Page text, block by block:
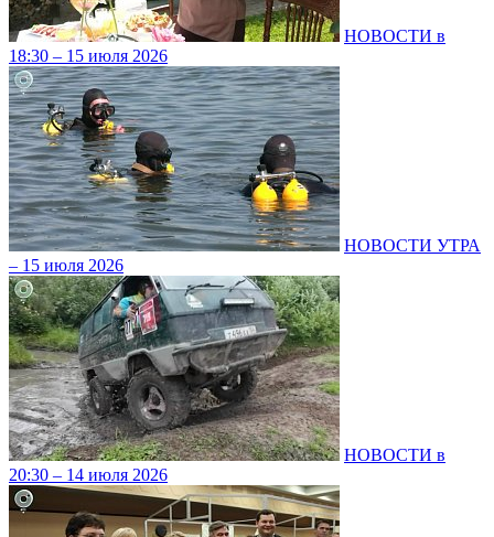
НОВОСТИ в
18:30 – 15 июля 2026
НОВОСТИ УТРА
– 15 июля 2026
НОВОСТИ в
20:30 – 14 июля 2026